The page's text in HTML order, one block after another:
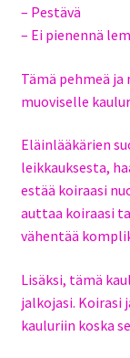
– Pestävä
– Ei pienennä
Tämä pehmeä
muoviselle
Eläinlääkärien
leikkauksesta,
estää koiraasi
auttaa koiraasi
vähentää
Lisäksi, tämä
jalkojasi. Koirasi
kauluriin koska